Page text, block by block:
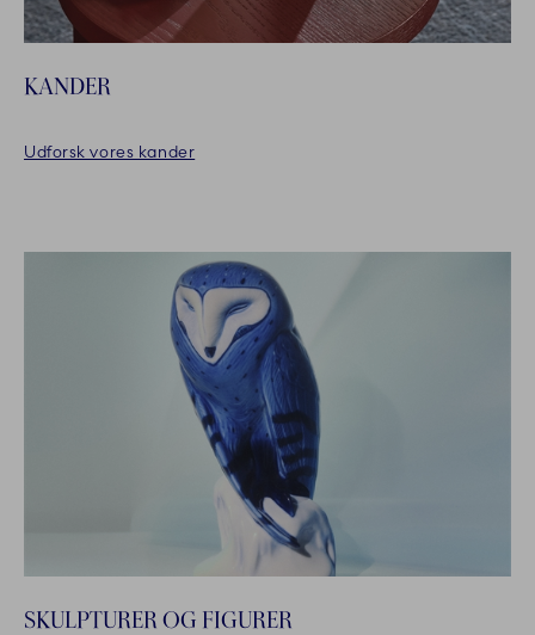
KANDER
Udforsk vores kander
SKULPTURER OG FIGURER